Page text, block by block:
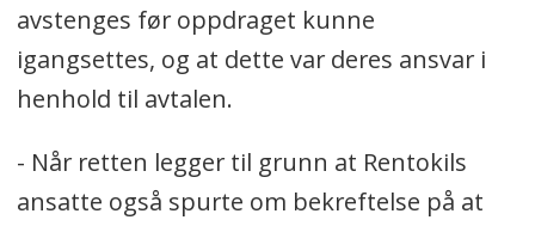
avstenges før oppdraget kunne
igangsettes, og at dette var deres ansvar i
henhold til avtalen.
- Når retten legger til grunn at Rentokils
ansatte også spurte om bekreftelse på at